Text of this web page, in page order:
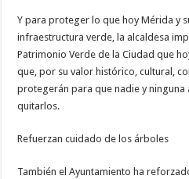
Y para proteger lo que hoy Mérida y
infraestructura verde, la alcaldesa
Patrimonio Verde de la Ciudad que
que, por su valor histórico, cultural,
protegerán para que nadie y
quitarlos.
Refuerzan cuidado de los árboles
También el Ayuntamiento ha